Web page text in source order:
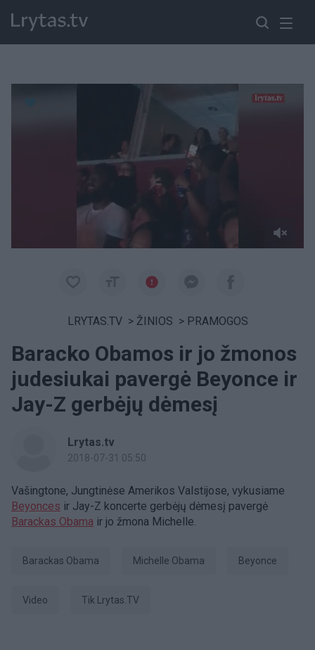
LRYTAS.TV > ŽINIOS > PRAMOGOS
Baracko Obamos ir jo žmonos
judesiukai pavergė Beyonce ir
Jay-Z gerbėjų dėmesį
Lrytas.tv
2018-07-31 05:50
Vašingtone, Jungtinėse Amerikos Valstijose, vykusiame
Beyonces ir Jay-Z koncerte gerbėjų dėmesį pavergė
Barackas Obama ir jo žmona Michelle.
Barackas Obama Michelle Obama Beyonce
Video tik Lrytas.TV